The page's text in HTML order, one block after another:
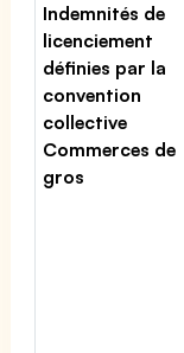
Indemnités de
licenciement
définies par la
convention
collective
Commerces de
gros